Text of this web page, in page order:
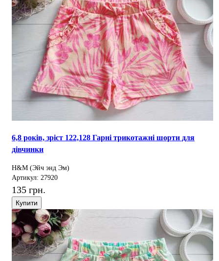
6,8 років, зріст 122,128 Гарні трикотажні шорти для
дівчинки
H&M (Эйч энд Эм)
Артикул: 27920
135 грн.
Купити